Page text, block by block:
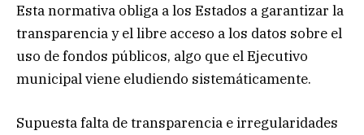
Esta normativa obliga a los Estados a garantizar la
transparencia y el libre acceso a los datos sobre el
uso de fondos públicos, algo que el Ejecutivo
municipal viene eludiendo sistemáticamente.
Supuesta falta de transparencia e irregularidades